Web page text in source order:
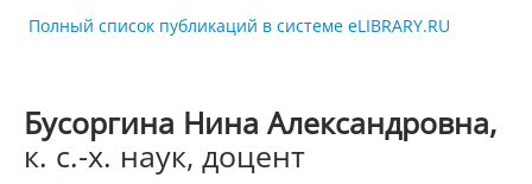
Учебный процесс
Полный список публикаций в системе eLIBRARY.RU
Бусоргина Нина Александровна,
к. с.-х. наук, доцент